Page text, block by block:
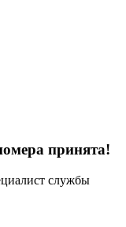
принята!
службы